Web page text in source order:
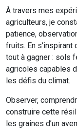
À travers mes
agriculteurs, je
patience,
fruits. En
tout à gagner : sols
agricoles capables
les défis du climat.
Observer,
construire cette
les graines d’un